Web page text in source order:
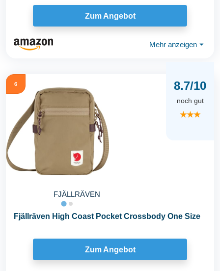
Zum Angebot
Mehr anzeigen ⏷
6
FJÄLLRÄVEN
8.7/10
noch gut
★★★
Fjällräven High Coast Pocket Crossbody One Size
Zum Angebot